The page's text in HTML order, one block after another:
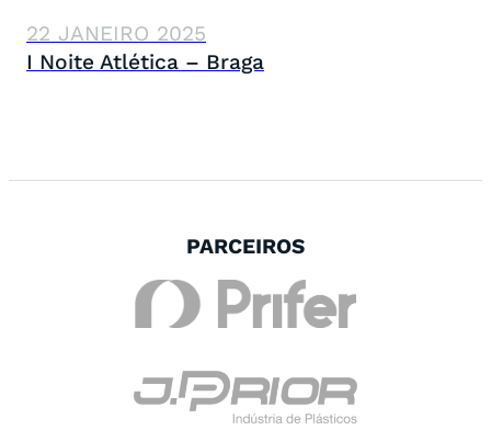
22 JANEIRO 2025
I Noite Atlética – Braga
PARCEIROS